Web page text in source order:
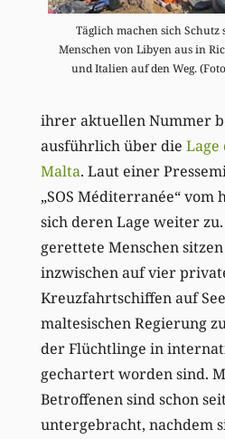
Täglich machen sich Schutz
Menschen von Libyen aus in
und Italien auf den Weg.
ihrer aktuellen Nummer
ausführlich über die
Malta. Laut einer
„SOS Méditerranée“ vom
sich deren Lage weiter
gerettete Menschen
inzwischen auf vier
Kreuzfahrtschiffen auf
maltesischen Regierung
der Flüchtlinge in
gechartert worden sind.
Betroffenen sind schon
untergebracht, nachdem